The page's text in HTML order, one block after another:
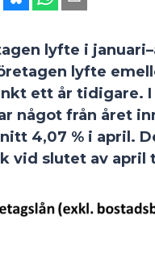
lyfte i
lyfte
ett år tidigare.
något från året
4,07 % i april.
vid slutet av april